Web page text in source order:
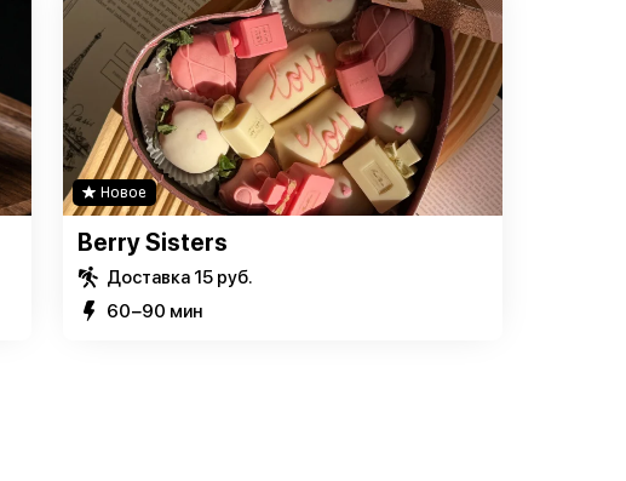
Новое
Berry Sisters
Доставка 15 руб.
60−90 мин